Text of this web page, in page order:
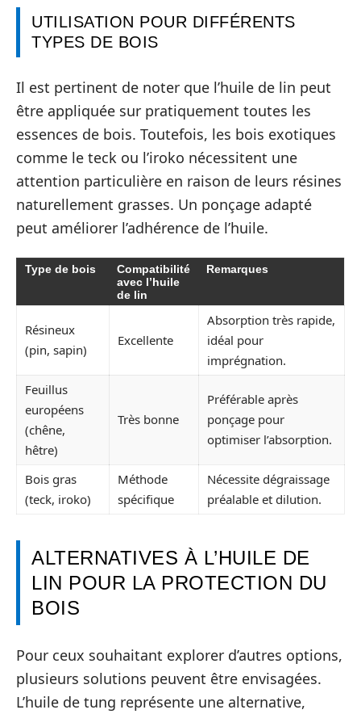
UTILISATION POUR DIFFÉRENTS
TYPES DE BOIS
Il est pertinent de noter que l’huile de lin peut
être appliquée sur pratiquement toutes les
essences de bois. Toutefois, les bois exotiques
comme le teck ou l’iroko nécessitent une
attention particulière en raison de leurs résines
naturellement grasses. Un ponçage adapté
peut améliorer l’adhérence de l’huile.
Type de bois
Compatibilité
avec l’huile
de lin
Remarques
Résineux
(pin, sapin)
Excellente
Absorption très rapide,
idéal pour
imprégnation.
Feuillus
européens
(chêne,
hêtre)
Très bonne
Préférable après
ponçage pour
optimiser l’absorption.
Bois gras
(teck, iroko)
Méthode
spécifique
Nécessite dégraissage
préalable et dilution.
ALTERNATIVES À L’HUILE DE
LIN POUR LA PROTECTION DU
BOIS
Pour ceux souhaitant explorer d’autres options,
plusieurs solutions peuvent être envisagées.
L’huile de tung représente une alternative,